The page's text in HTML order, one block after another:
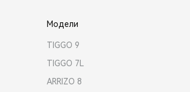
Модели
TIGGO 9
TIGGO 7L
ARRIZO 8